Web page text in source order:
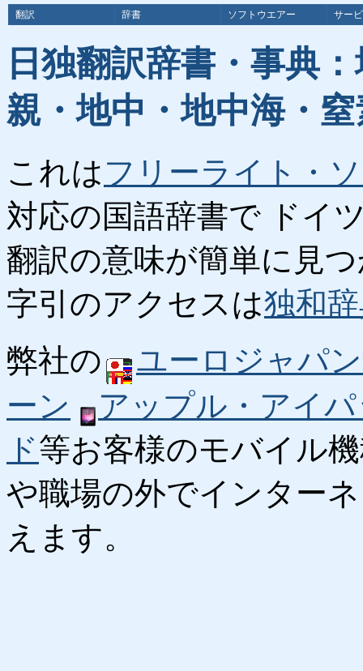
翻訳 辞書 ソフトウエアー サー
日独翻訳辞書・事典
親・地中・地中海・
これはフリーライト・
対応の国語辞書で ドイ
翻訳の意味が簡単に見
字引のアクセスは独和
弊社の
ユーロジャパ
ーン
アップル・アイ
ド等お客様のモバイル
や職場の外でインター
えます。